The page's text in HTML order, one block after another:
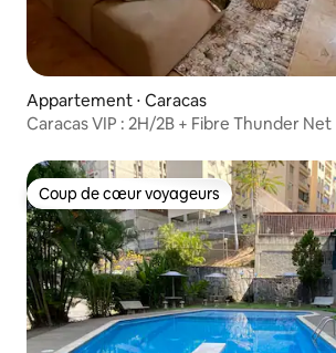
Appartement ⋅ Caracas
Caracas VIP : 2H/2B + Fibre Thunder Net
Coup de cœur voyageurs
Coup de cœur voyageurs